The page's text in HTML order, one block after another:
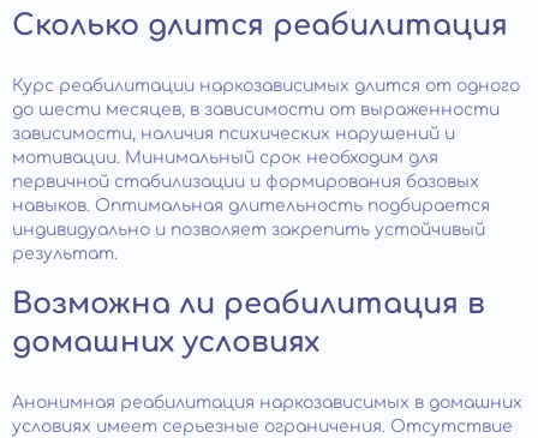
Сколько длится реабилитация
Курс реабилитации наркозависимых длится от одного
до шести месяцев, в зависимости от выраженности
зависимости, наличия психических нарушений и
мотивации. Минимальный срок необходим для
первичной стабилизации и формирования базовых
навыков. Оптимальная длительность подбирается
индивидуально и позволяет закрепить устойчивый
результат.
Возможна ли реабилитация в
домашних условиях
Анонимная реабилитация наркозависимых в домашних
условиях имеет серьезные ограничения. Отсутствие